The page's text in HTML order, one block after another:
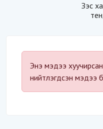
Зэс
Энэ мэдээ
нийтлэгдсэн мэдээ